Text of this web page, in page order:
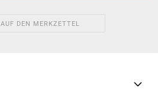
AUF DEN MERKZETTEL